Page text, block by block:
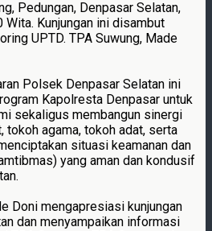
Pedungan, Denpasar Selatan,
Kunjungan ini disambut
UPTD. TPA Suwung, Made
Polsek Denpasar Selatan ini
Kapolresta Denpasar untuk
sekaligus membangun sinergi
tokoh agama, tokoh adat, serta
situasi keamanan dan
yang aman dan kondusif
Doni mengapresiasi kunjungan
dan menyampaikan informasi